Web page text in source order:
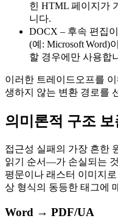
힌 HTML 페이지가
니다.
DOCX – 후속 편집
(예: Microsoft Word)
할 경우에만 사용합
이러한 트레이드오프를
생하지 않는 변환 경로를
의미론적 구조 보
접근성 실패의 가장 흔한
읽기 순서—가 손실되는
평문이나 래스터 이미지
상 형식의 동등한 태그에
Word → PDF/UA